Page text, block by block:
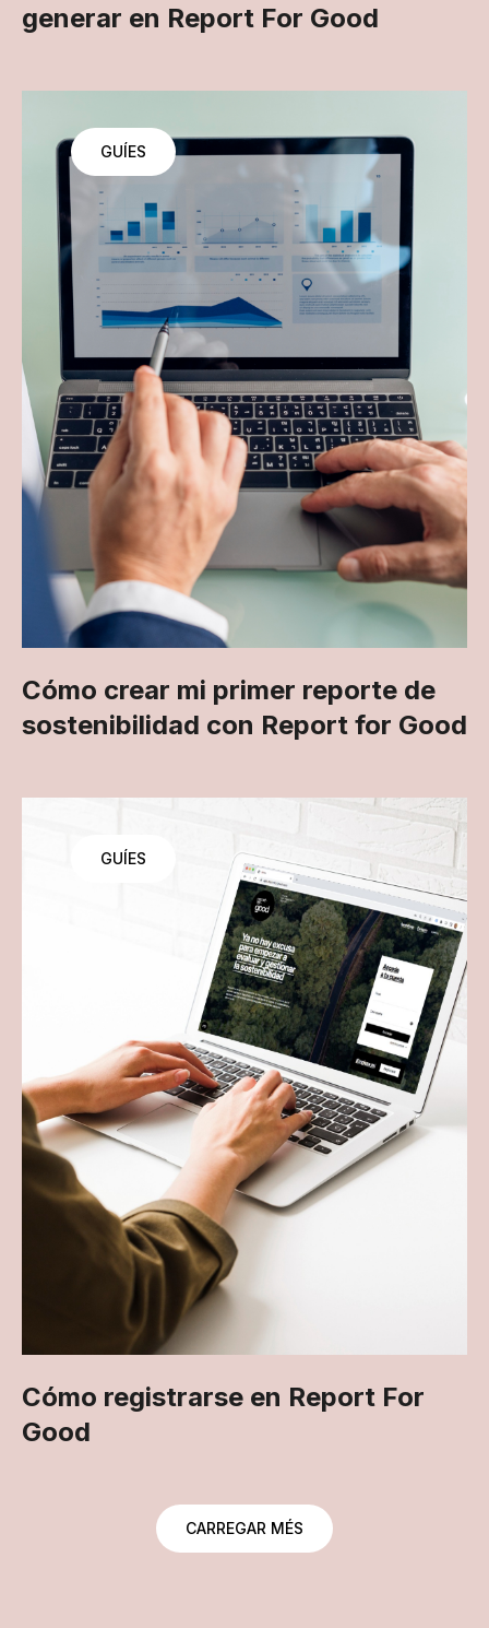
generar en Report For Good
GUÍES
Cómo crear mi primer reporte de
sostenibilidad con Report for Good
GUÍES
Cómo registrarse en Report For
Good
CARREGAR MÉS